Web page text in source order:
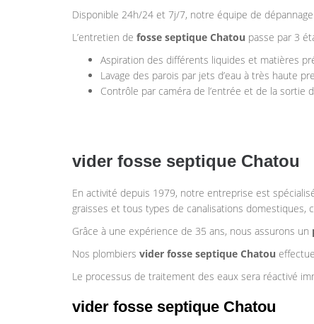
Disponible 24h/24 et 7j/7, notre équipe de
L’entretien de fosse septique Chatou passe par 3
Aspiration des différents liquides et matières
Lavage des parois par jets d’eau à très haute
Contrôle par caméra de l’entrée et de la sortie
vider fosse septique Chatou
En activité depuis 1979, notre entreprise est
graisses et tous types de canalisations domestiques,
Grâce à une expérience de 35 ans, nous assurons un
Nos plombiers vider fosse septique Chatou
Le processus de traitement des eaux sera réactivé
vider fosse septique Chatou